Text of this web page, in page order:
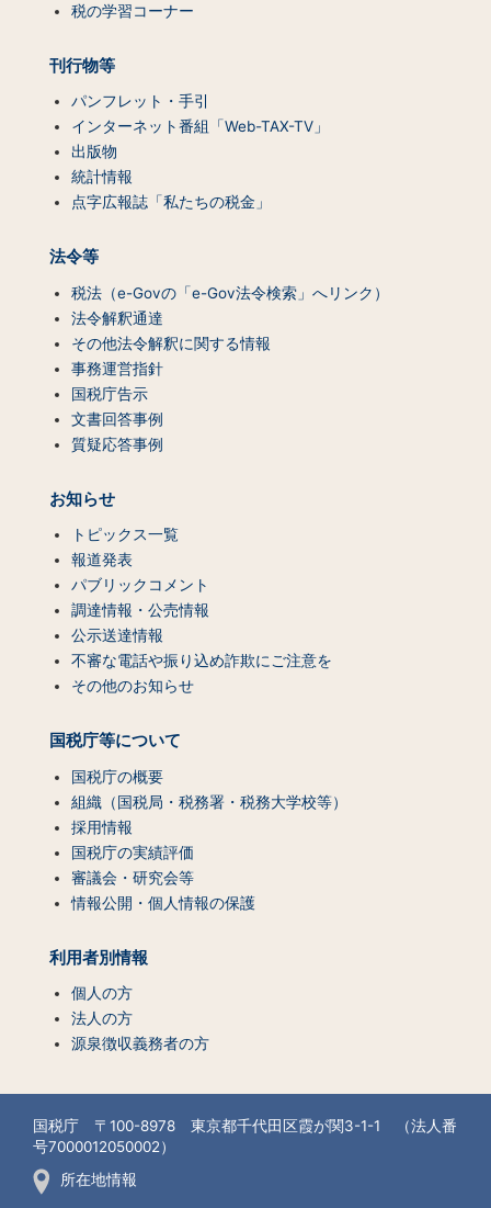
税の学習コーナー
刊行物等
パンフレット・手引
インターネット番組「Web-TAX-TV」
出版物
統計情報
点字広報誌「私たちの税金」
法令等
税法（e-Govの「e-Gov法令検索」へリンク）
法令解釈通達
その他法令解釈に関する情報
事務運営指針
国税庁告示
文書回答事例
質疑応答事例
お知らせ
トピックス一覧
報道発表
パブリックコメント
調達情報・公売情報
公示送達情報
不審な電話や振り込め詐欺にご注意を
その他のお知らせ
国税庁等について
国税庁の概要
組織（国税局・税務署・税務大学校等）
採用情報
国税庁の実績評価
審議会・研究会等
情報公開・個人情報の保護
利用者別情報
個人の方
法人の方
源泉徴収義務者の方
国税庁 〒100-8978 東京都千代田区霞が関3-1-1 （法人番
号7000012050002）
所在地情報